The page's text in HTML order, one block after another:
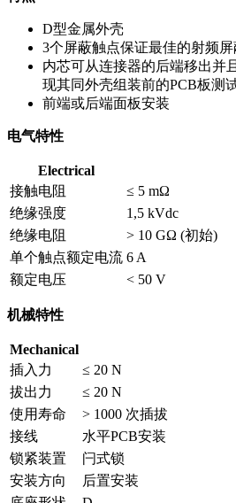
D型金属外壳
3个屏蔽触点保证最佳的射频屏
内芯可从连接器的后端移出
现其同外壳组装前的PCB板测
前端或后端面板安装
电气特性
Electrical
接触电阻
≤ 5 mΩ
绝缘强度
1,5 kVdc
绝缘电阻
> 10 GΩ (初始)
单个触点额定电流 6 A
额定电压
< 50 V
机械特性
Mechanical
插入力
≤ 20 N
拔出力
≤ 20 N
使用寿命
> 1000 次插拔
接线
水平PCB安装
锁紧装置
闩式锁
安装方向
后置安装